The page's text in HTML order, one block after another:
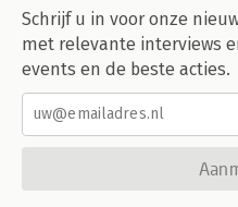
Schrijf u in voor onze
met relevante interviews
events en de beste acties.